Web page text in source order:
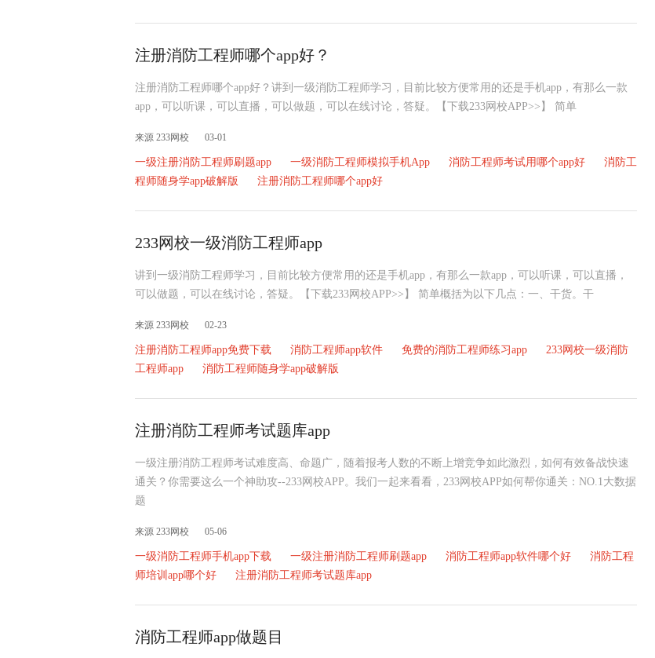
注册消防工程师哪个app好？
注册消防工程师哪个app好？讲到一级消防工程师学习，目前比较方便常用的还是手机app，有那么一款
app，可以听课，可以直播，可以做题，可以在线讨论，答疑。【下载233网校APP>>】 简单
来源 233网校 03-01
一级注册消防工程师刷题app 一级消防工程师模拟手机App 消防工程师考试用哪个app好
消防工
程师随身学app破解版
注册消防工程师哪个app好
233网校一级消防工程师app
讲到一级消防工程师学习，目前比较方便常用的还是手机app，有那么一款app，可以听课，可以直播，
可以做题，可以在线讨论，答疑。【下载233网校APP>>】 简单概括为以下几点：一、干货。干
来源 233网校 02-23
注册消防工程师app免费下载 消防工程师app软件 免费的消防工程师练习app
233网校一级消防
工程师app
消防工程师随身学app破解版
注册消防工程师考试题库app
一级注册消防工程师考试难度高、命题广，随着报考人数的不断上增竞争如此激烈，如何有效备战快速
通关？你需要这么一个神助攻--233网校APP。我们一起来看看，233网校APP如何帮你通关：NO.1大数据
题
来源 233网校 05-06
一级消防工程师手机app下载 一级注册消防工程师刷题app 消防工程师app软件哪个好
消防工程
师培训app哪个好
注册消防工程师考试题库app
消防工程师app做题目